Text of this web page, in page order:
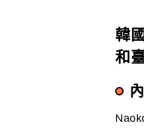
韓
和